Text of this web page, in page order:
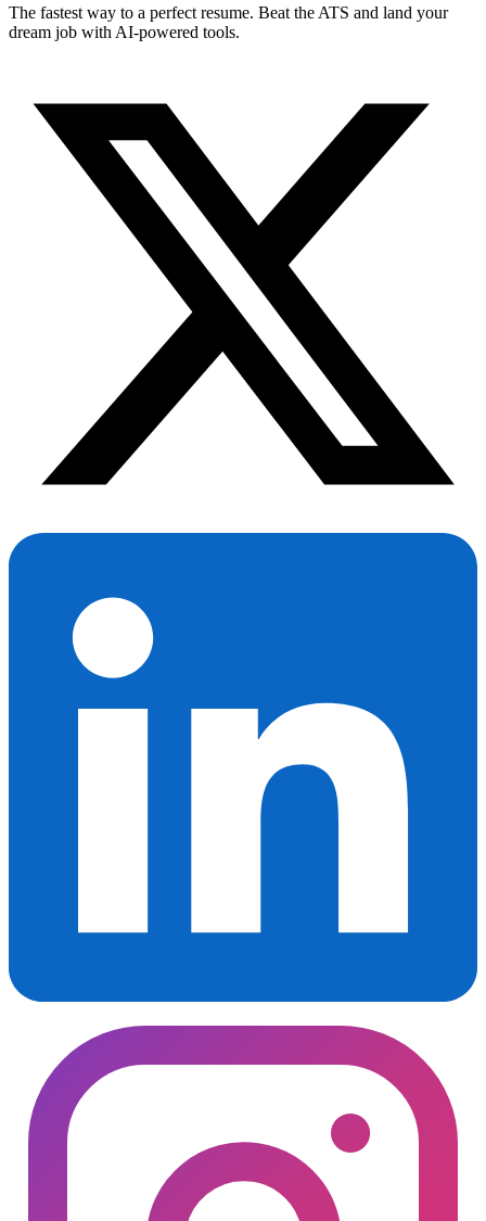
The fastest way to a perfect resume. Beat the ATS and land your
dream job with AI-powered tools.